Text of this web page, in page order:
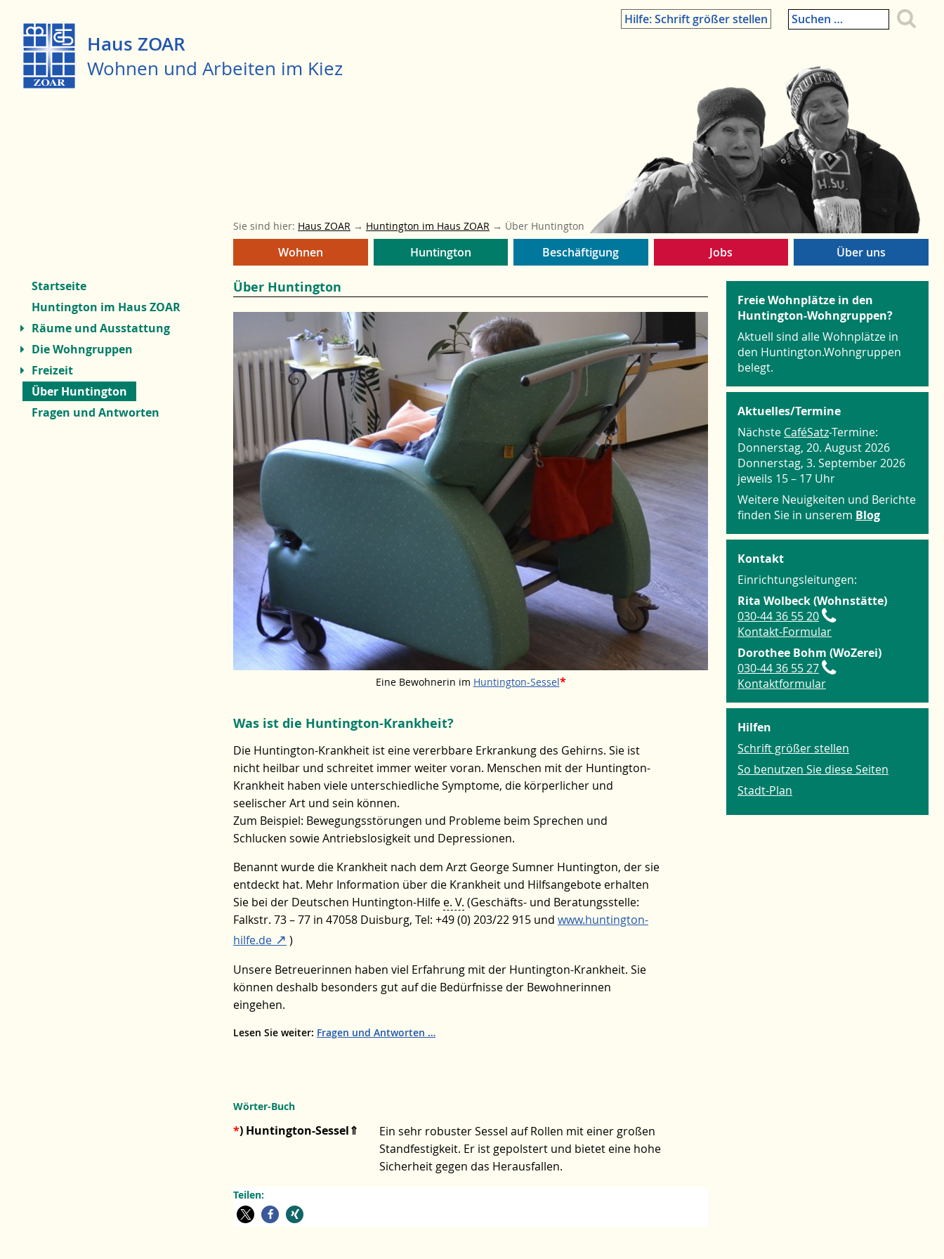
Haus ZOAR
Wohnen und Arbeiten im Kiez
Über Huntington
Eine Bewohnerin im Huntington-Sessel
Was ist die Huntington-Krankheit?
Die Huntington-Krankheit ist eine vererbbare Erkrankung des Gehirns. Sie ist
nicht heilbar und schreitet immer weiter voran. Menschen mit der Huntington-
Krankheit haben viele unterschiedliche Symptome, die körperlicher und
seelischer Art und sein können.
Zum Beispiel: Bewegungsstörungen und Probleme beim Sprechen und
Schlucken sowie Antriebslosigkeit und Depressionen.
Benannt wurde die Krankheit nach dem Arzt George Sumner Huntington, der sie
entdeckt hat. Mehr Information über die Krankheit und Hilfsangebote erhalten
Sie bei der Deutschen Huntington-Hilfe e. V. (Geschäfts- und Beratungsstelle:
Falkstr. 73 – 77 in 47058 Duisburg, Tel: +49 (0) 203/22 915 und www.huntington-
hilfe.de
)
Unsere Betreuerinnen haben viel Erfahrung mit der Huntington-Krankheit. Sie
können deshalb besonders gut auf die Bedürfnisse der Bewohnerinnen
eingehen.
Lesen Sie weiter: Fragen und Antworten
Wörter-Buch
*) Huntington-Sessel⇑
Ein sehr robuster Sessel auf Rollen mit einer großen
Standfestigkeit. Er ist gepolstert und bietet eine hohe
Sicherheit gegen das Herausfallen.
Teilen:
Freie Wohnplätze in den
Huntington-Wohngruppen?
Aktuell sind alle Wohnplätze in
den Huntington.Wohngruppen
belegt.
Aktuelles/Termine
Nächste CaféSatz-Termine:
Donnerstag, 20. August 2026
Donnerstag, 3. September 2026
jeweils 15 – 17 Uhr
Weitere Neuigkeiten und Berichte
finden Sie in unserem Blog
Kontakt
Einrichtungsleitungen:
Rita Wolbeck (Wohnstätte)
030-44 36 55 20
Kontakt-Formular
Dorothee Bohm (WoZerei)
030-44 36 55 27
Kontaktformular
Hilfen
Schrift größer stellen
So benutzen Sie diese Seiten
Stadt-Plan
Wohnen Huntington
Startseite
Huntington im Haus ZOAR
Räume und Ausstattung
Die Wohngruppen
Freizeit
Über Huntington
Fragen und Antworten
Beschäftigung Jobs Über uns
Sie sind hier: Haus ZOAR → Huntington im Haus ZOAR → Über Huntington
Hilfe: Schrift größer stellen
Suchen
nach: